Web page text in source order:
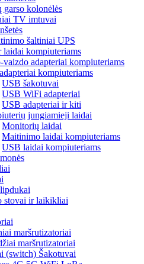
kolonėlės
TV imtuvai
šaltiniai UPS
laidai kompiuteriams
vaizdo adapteriai kompiuteriams
kompiuteriams
USB šakotuvai
USB WiFi adapteriai
USB adapteriai ir kiti
jungiamieji laidai
Monitorių laidai
Maitinimo laidai kompiuteriams
USB laidai kompiuteriams
stovai ir laikikliai
maršrutizatoriai
maršrutizatoriai
(switch) Šakotuvai